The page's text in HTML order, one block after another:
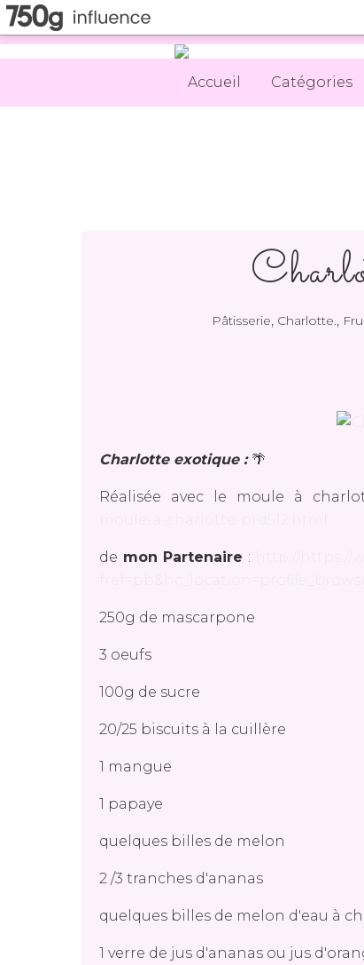
Accueil Catégories
Pâtisserie, Charlotte.,
Charlotte exotique : 🌴
Réalisée avec le moule à
de mon Partenaire :
250g de mascarpone
3 oeufs
100g de sucre
20/25 biscuits à la cuillère
1 mangue
1 papaye
quelques billes de melon
2 /3 tranches d'ananas
quelques billes de melon d'eau à
1 verre de jus d'ananas ou jus